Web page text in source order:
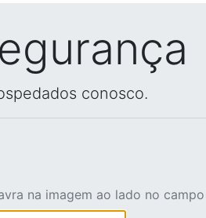
conosco.
na imagem ao lado no